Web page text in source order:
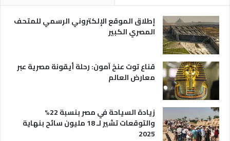
ر
ة
و
إطلاق الموقع الإلكتروني الرسمي للمتحف
المصري الكبير
قناع توت عنخ آمون: رحلة أيقونة مصرية عبر
معارض العالم
زيادة السياحة في مصر بنسبة 22%
والتوقعات تشير لـ 18 مليون سائح بنهاية
2025